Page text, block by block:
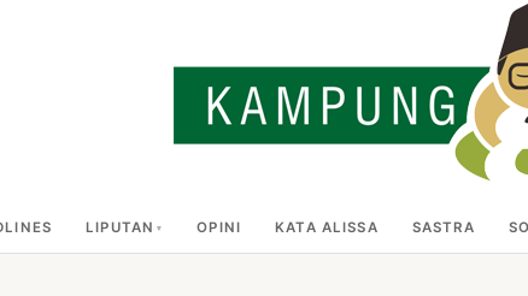
LIPUTAN OPINI KATA ALISSA SASTRA